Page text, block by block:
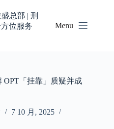
总部 | 刑
位服务
Menu
OPT「挂靠」质疑并成
7 10 月, 2025